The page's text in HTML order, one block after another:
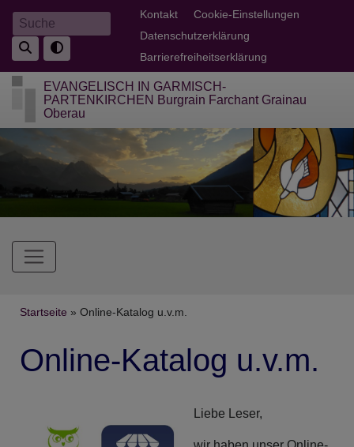
Direkt
zum
Inhalt
Suche Fußbereichsmenü
Kontakt
Cookie-Einstellungen
Datenschutzerklärung
Barrierefreiheitserklärung
EVANGELISCH IN GARMISCH-
PARTENKIRCHEN Burgrain Farchant Grainau
Oberau
Hauptnavigation
Breadcrumb
Startseite Online-Katalog u.v.m.
Online-Katalog u.v.m.
Liebe Leser,